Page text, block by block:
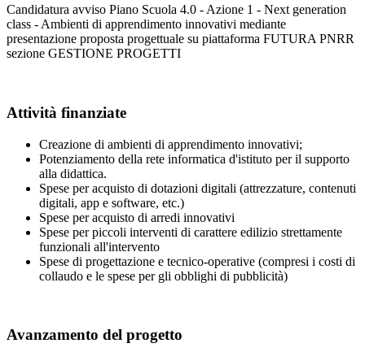
Candidatura avviso Piano Scuola 4.0 - Azione 1 - Next generation
class - Ambienti di apprendimento innovativi mediante
presentazione proposta progettuale su piattaforma FUTURA PNRR
sezione GESTIONE PROGETTI
Attività finanziate
Creazione di ambienti di apprendimento innovativi;
Potenziamento della rete informatica d'istituto per il supporto
alla didattica.
Spese per acquisto di dotazioni digitali (attrezzature, contenuti
digitali, app e software, etc.)
Spese per acquisto di arredi innovativi
Spese per piccoli interventi di carattere edilizio strettamente
funzionali all'intervento
Spese di progettazione e tecnico-operative (compresi i costi di
collaudo e le spese per gli obblighi di pubblicità)
Avanzamento del progetto